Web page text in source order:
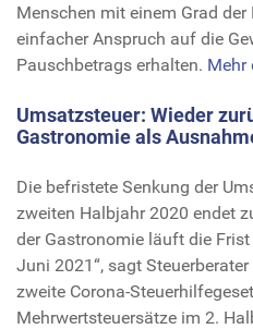
Menschen mit einem Grad
einfacher Anspruch auf die
Pauschbetrags erhalten. Mehr
Umsatzsteuer: Wieder
Gastronomie als
Die befristete Senkung der
zweiten Halbjahr 2020 endet
der Gastronomie läuft die
Juni 2021“, sagt
zweite Corona-
Mehrwertsteuersätze im 2.